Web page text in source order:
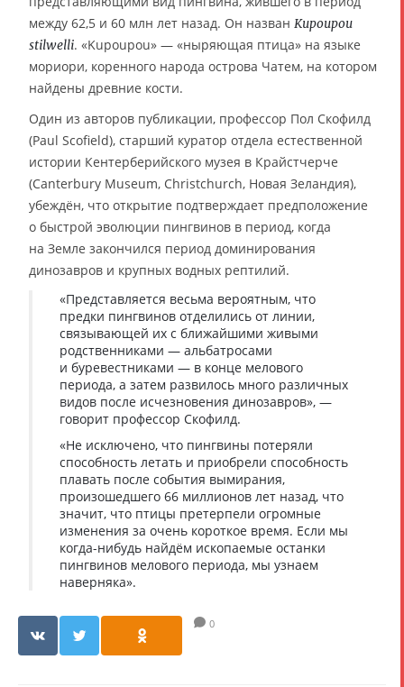
между 62,5 и 60 млн лет назад. Он назван Kupoupou
stilwelli. «Kupoupou» — «ныряющая птица» на языке
мориори, коренного народа острова Чатем, на котором
найдены древние кости.
Один из авторов публикации, профессор Пол Скофилд
(Paul Scofield), старший куратор отдела естественной
истории Кентерберийского музея в Крайстчерче
(Canterbury Museum, Christchurch, Новая Зеландия),
убеждён, что открытие подтверждает предположение
о быстрой эволюции пингвинов в период, когда
на Земле закончился период доминирования
динозавров и крупных водных рептилий.
«Представляется весьма вероятным, что
предки пингвинов отделились от линии,
связывающей их с ближайшими живыми
родственниками — альбатросами
и буревестниками — в конце мелового
периода, а затем развилось много различных
видов после исчезновения динозавров», —
говорит профессор Скофилд.
«Не исключено, что пингвины потеряли
способность летать и приобрели способность
плавать после события вымирания,
произошедшего 66 миллионов лет назад, что
значит, что птицы претерпели огромные
изменения за очень короткое время. Если мы
когда-нибудь найдём ископаемые останки
пингвинов мелового периода, мы узнаем
наверняка».
0